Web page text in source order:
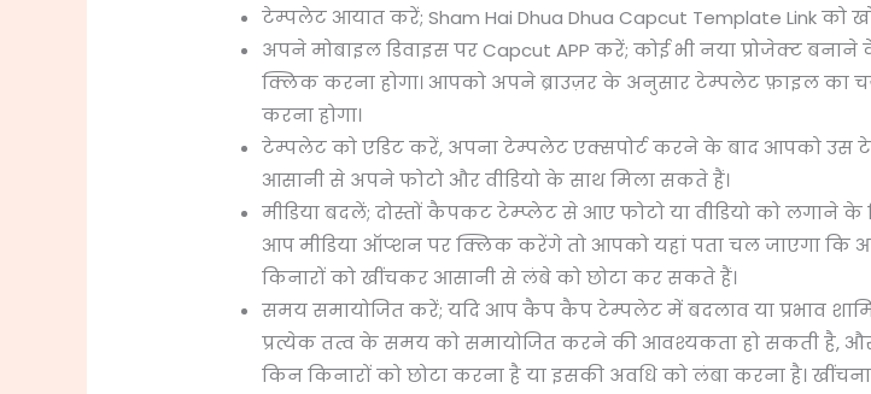
टेम्पलेट आयात करें; Sham Hai Dhua Dhua Capcut Template Link
अपने मोबाइल डिवाइस पर Capcut APP करें; कोई भी नया प्रोजेक्ट
क्लिक करना होगा। आपको अपने ब्राउज़र के अनुसार टेम्पलेट फ़ाइल का
करना होगा।
टेम्पलेट को एडिट करें, अपना टेम्पलेट एक्सपोर्ट करने के बाद आपको उस
आसानी से अपने फोटो और वीडियो के साथ मिला सकते हैं।
मीडिया बदलें; दोस्तों कैपकट टेम्प्लेट से आए फोटो या वीडियो को
आप मीडिया ऑप्शन पर क्लिक करेंगे तो आपको यहां पता चल जाएगा कि
किनारों को खींचकर आसानी से लंबे को छोटा कर सकते हैं।
समय समायोजित करें; यदि आप कैप कैप टेम्पलेट में बदलाव या प्रभाव
प्रत्येक तत्व के समय को समायोजित करने की आवश्यकता हो सकती है,
किन किनारों को छोटा करना है या इसकी अवधि को लंबा करना है। खींचना